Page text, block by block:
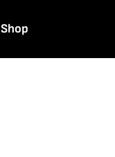
Shop